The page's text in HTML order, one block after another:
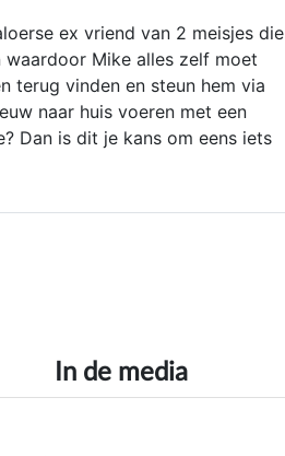
ex vriend van 2 meisjes die
waardoor Mike alles zelf moet
terug vinden en steun hem via
naar huis voeren met een
Dan is dit je kans om eens iets
In de media